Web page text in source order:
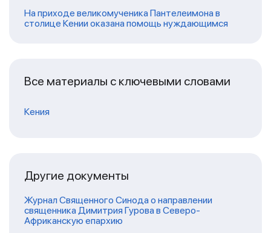
На приходе великомученика Пантелеимона в
столице Кении оказана помощь нуждающимся
Все материалы с ключевыми словами
Кения
Другие документы
Журнал Священного Синода о направлении
священника Димитрия Гурова в Северо-
Африканскую епархию